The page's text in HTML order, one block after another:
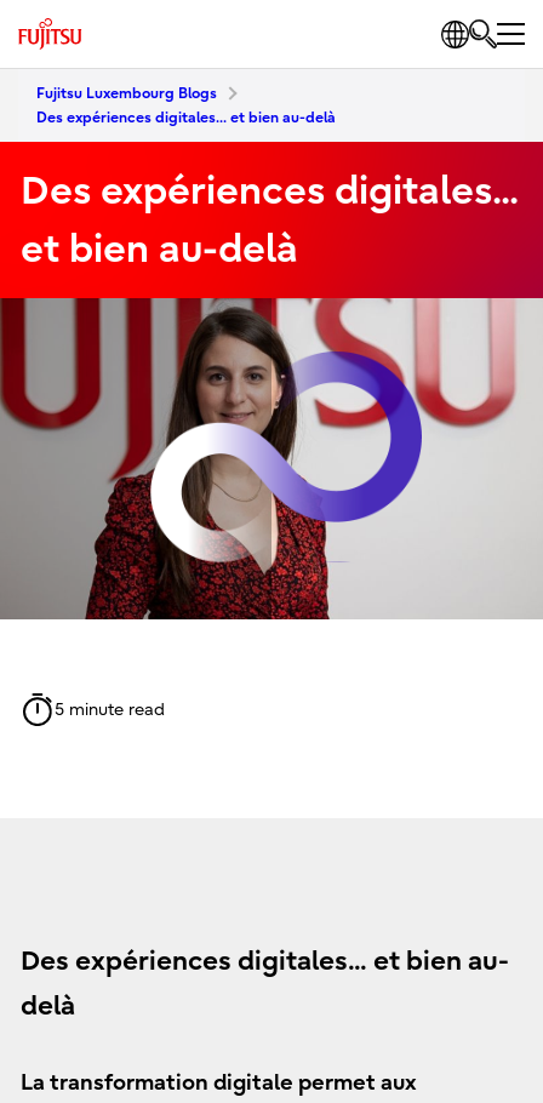
Fujitsu Luxembourg Blogs
Des expériences digitales... et bien au-delà
Des expériences digitales...
et bien au-delà
5 minute read
Des expériences digitales... et bien au-
delà
La transformation digitale permet aux